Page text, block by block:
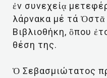
ἐν συνεχείᾳ
λάρνακα μέ τά Ὀστᾶ
Βιβλιοθήκη, ὃπου
θέση της.
Ὁ Σεβασμιώτατος